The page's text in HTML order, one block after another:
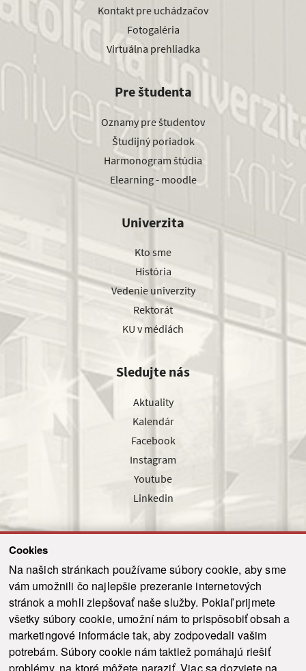
Cookies
Na našich stránkach používame súbory cookie, aby sme
vám umožnili čo najlepšie prezeranie internetových
stránok a mohli zlepšovať naše služby. Pokiaľ prijmete
všetky súbory cookie, umožní nám to prispôsobiť obsah a
marketingové informácie tak, aby zodpovedali vašim
potrebám. Súbory cookie nám taktiež pomáhajú riešiť
problémy, na ktoré môžete naraziť. Viac sa dozviete na
Kontakt pre uchádzačov
Fotogaléria
Virtuálna prehliadka
Pre študenta
Oznamy pre študentov
Študijný poriadok
Harmonogram štúdia
Elearning - moodle
Univerzita
Kto sme
História
Vedenie univerzity
Rektorát
KU v médiách
Sledujte nás
Aktuality
Kalendár
Facebook
Instagram
Youtube
Linkedin
Odoslať